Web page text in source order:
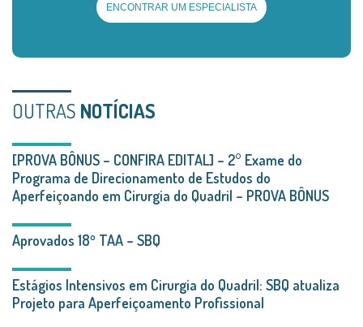
ENCONTRAR UM ESPECIALISTA
OUTRAS NOTÍCIAS
[PROVA BÔNUS – CONFIRA EDITAL] – 2° Exame do
Programa de Direcionamento de Estudos do
Aperfeiçoando em Cirurgia do Quadril – PROVA BÔNUS
Aprovados 18º TAA – SBQ
Estágios Intensivos em Cirurgia do Quadril: SBQ atualiza
Projeto para Aperfeiçoamento Profissional